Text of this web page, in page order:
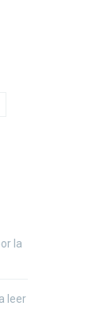
la
leer